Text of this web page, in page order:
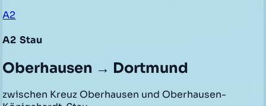
A2
A2 Stau
Oberhausen → Dortmund
zwischen Kreuz Oberhausen und Oberhausen-